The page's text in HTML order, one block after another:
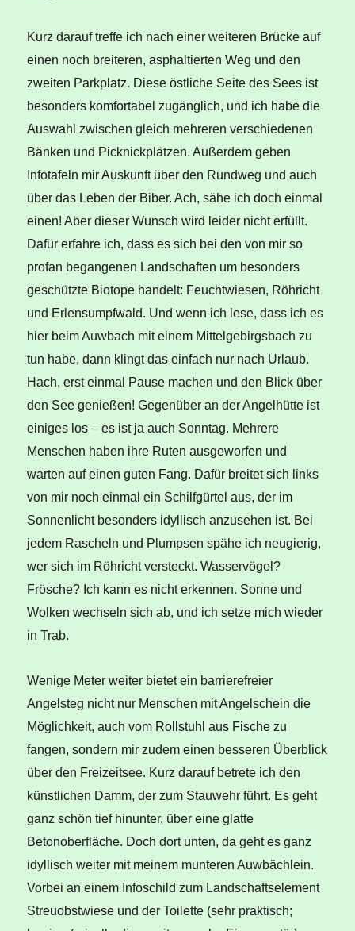
Kurz darauf treffe ich nach einer weiteren Brücke auf
einen noch breiteren, asphaltierten Weg und den
zweiten Parkplatz. Diese östliche Seite des Sees ist
besonders komfortabel zugänglich, und ich habe die
Auswahl zwischen gleich mehreren verschiedenen
Bänken und Picknickplätzen. Außerdem geben
Infotafeln mir Auskunft über den Rundweg und auch
über das Leben der Biber. Ach, sähe ich doch einmal
einen! Aber dieser Wunsch wird leider nicht erfüllt.
Dafür erfahre ich, dass es sich bei den von mir so
profan begangenen Landschaften um besonders
geschützte Biotope handelt: Feuchtwiesen, Röhricht
und Erlensumpfwald. Und wenn ich lese, dass ich es
hier beim Auwbach mit einem Mittelgebirgsbach zu
tun habe, dann klingt das einfach nur nach Urlaub.
Hach, erst einmal Pause machen und den Blick über
den See genießen! Gegenüber an der Angelhütte ist
einiges los – es ist ja auch Sonntag. Mehrere
Menschen haben ihre Ruten ausgeworfen und
warten auf einen guten Fang. Dafür breitet sich links
von mir noch einmal ein Schilfgürtel aus, der im
Sonnenlicht besonders idyllisch anzusehen ist. Bei
jedem Rascheln und Plumpsen spähe ich neugierig,
wer sich im Röhricht versteckt. Wasservögel?
Frösche? Ich kann es nicht erkennen. Sonne und
Wolken wechseln sich ab, und ich setze mich wieder
in Trab.
Wenige Meter weiter bietet ein barrierefreier
Angelsteg nicht nur Menschen mit Angelschein die
Möglichkeit, auch vom Rollstuhl aus Fische zu
fangen, sondern mir zudem einen besseren Überblick
über den Freizeitsee. Kurz darauf betrete ich den
künstlichen Damm, der zum Stauwehr führt. Es geht
ganz schön tief hinunter, über eine glatte
Betonoberfläche. Doch dort unten, da geht es ganz
idyllisch weiter mit meinem munteren Auwbächlein.
Vorbei an einem Infoschild zum Landschaftselement
Streuobstwiese und der Toilette (sehr praktisch;